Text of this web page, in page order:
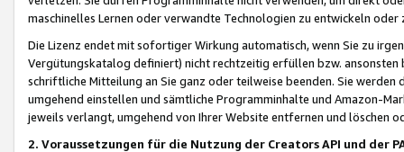
maschinelles Lernen oder verwandte Technologien zu entwickeln
Die Lizenz endet mit sofortiger Wirkung automatisch, wenn Sie zu
Vergütungskatalog definiert) nicht rechtzeitig erfüllen bzw. ansonsten
schriftliche Mitteilung an Sie ganz oder teilweise beenden. Sie werden
umgehend einstellen und sämtliche Programminhalte und Amazon-
jeweils verlangt, umgehend von Ihrer Website entfernen und löschen
2. Voraussetzungen für die Nutzung der Creators API und der